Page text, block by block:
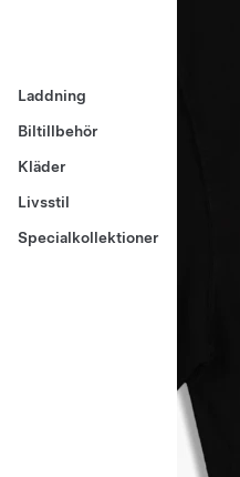
Laddning
Biltillbehör
Kläder
Livsstil
Specialkollektioner